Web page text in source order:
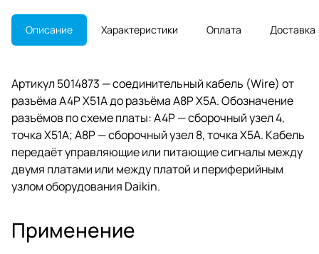
Описание Характеристики Оплата Доставка
Артикул 5014873 — соединительный кабель (Wire) от
разъёма A4P X51A до разъёма A8P X5A. Обозначение
разъёмов по схеме платы: A4P — сборочный узел 4,
точка X51A; A8P — сборочный узел 8, точка X5A. Кабель
передаёт управляющие или питающие сигналы между
двумя платами или между платой и периферийным
узлом оборудования Daikin.
Применение